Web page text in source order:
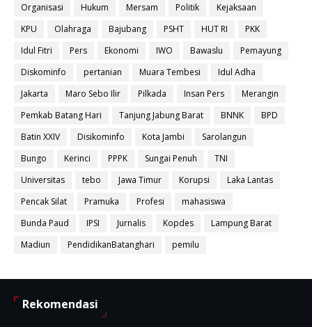
Organisasi
Hukum Mersam Politik
Kejaksaan
KPU
Olahraga Bajubang PSHT HUT RI
PKK
Idul Fitri
Pers Ekonomi IWO Bawaslu
Pemayung
Diskominfo
pertanian Muara Tembesi
Idul Adha
Jakarta
Maro Sebo Ilir Pilkada Insan Pers
Merangin
Pemkab Batang Hari
Tanjung Jabung Barat BNNK
BPD
Batin XXIV
Disikominfo Kota Jambi
Sarolangun
Bungo
Kerinci PPPK Sungai Penuh
TNI
Universitas
tebo Jawa Timur Korupsi
Laka Lantas
Pencak Silat
Pramuka Profesi
mahasiswa
Bunda Paud
IPSI Jurnalis Kopdes
Lampung Barat
Madiun
PendidikanBatanghari pemilu
Rekomendasi